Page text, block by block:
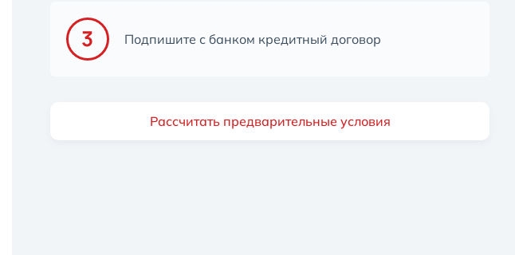
Подпишите с банком кредитный договор
Рассчитать предварительные условия